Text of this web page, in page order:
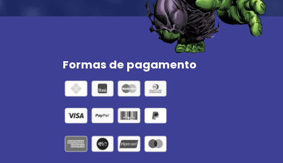
Formas de pagamento